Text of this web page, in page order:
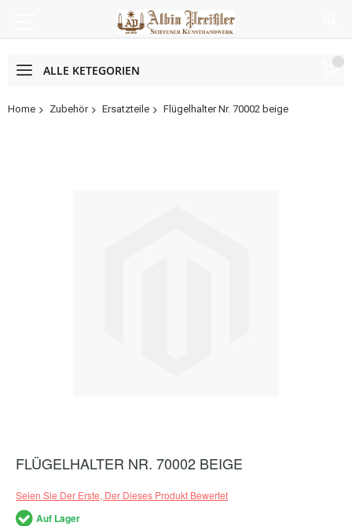
ALLE KETEGORIEN
Home Zubehör Ersatzteile Flügelhalter Nr. 70002 beige
Zum
Anfang
Bildergalerie
springen
FLÜGELHALTER NR. 70002 BEIGE
Seien Sie Der Erste, Der Dieses Produkt Bewertet
Auf Lager